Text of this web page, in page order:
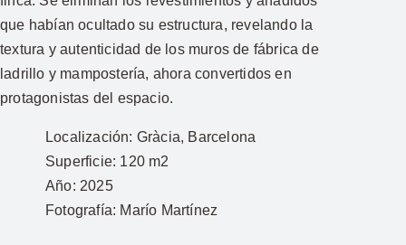
que habían ocultado su estructura, revelando la
textura y autenticidad de los muros de fábrica de
ladrillo y mampostería, ahora convertidos en
protagonistas del espacio.
Localización: Gràcia, Barcelona
Superficie: 120 m2
Año: 2025
Fotografía: Marío Martínez